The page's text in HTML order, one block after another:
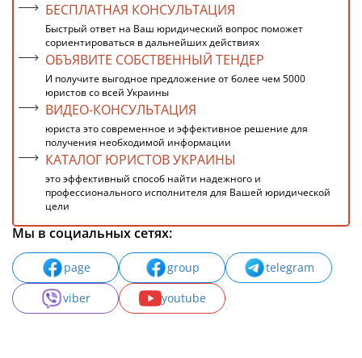
БЕСПЛАТНАЯ КОНСУЛЬТАЦИЯ
Быстрый ответ на Ваш юридический вопрос поможет
сориентироваться в дальнейших действиях
ОБЪЯВИТЕ СОБСТВЕННЫЙ ТЕНДЕР
И получите выгодное предложение от более чем 5000
юристов со всей Украины
ВИДЕО-КОНСУЛЬТАЦИЯ
юриста это современное и эффективное решение для
получения необходимой информации
КАТАЛОГ ЮРИСТОВ УКРАИНЫ
это эффективный способ найти надежного и
профессионального исполнителя для Вашей юридической
цели
Мы в социальных сетях:
page group
telegram
viber
youtube